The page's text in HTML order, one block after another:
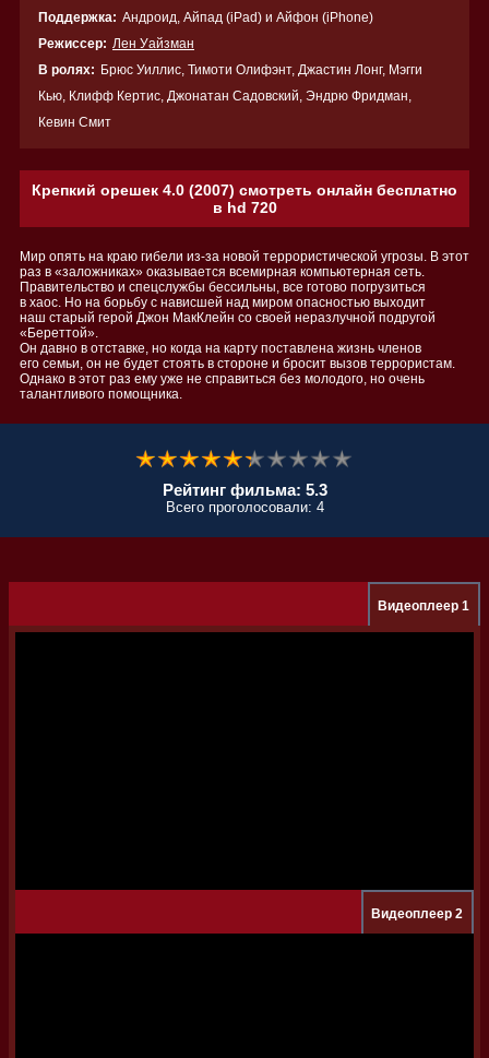
Поддержка: Андроид, Айпад (iPad) и Айфон (iPhone)
Режиссер: Лен Уайзман
В ролях: Брюс Уиллис, Тимоти Олифэнт, Джастин Лонг, Мэгги
Кью, Клифф Кертис, Джонатан Садовский, Эндрю Фридман,
Кевин Смит
Крепкий орешек 4.0 (2007) смотреть онлайн бесплатно
в hd 720
Мир опять на краю гибели из-за новой террористической угрозы. В этот
раз в «заложниках» оказывается всемирная компьютерная сеть.
Правительство и спецслужбы бессильны, все готово погрузиться
в хаос. Но на борьбу с нависшей над миром опасностью выходит
наш старый герой Джон МакКлейн со своей неразлучной подругой
«Береттой».
Он давно в отставке, но когда на карту поставлена жизнь членов
его семьи, он не будет стоять в стороне и бросит вызов террористам.
Однако в этот раз ему уже не справиться без молодого, но очень
талантливого помощника.
Рейтинг фильма: 5.3
Всего проголосовали: 4
Видеоплеер 1
Видеоплеер 2